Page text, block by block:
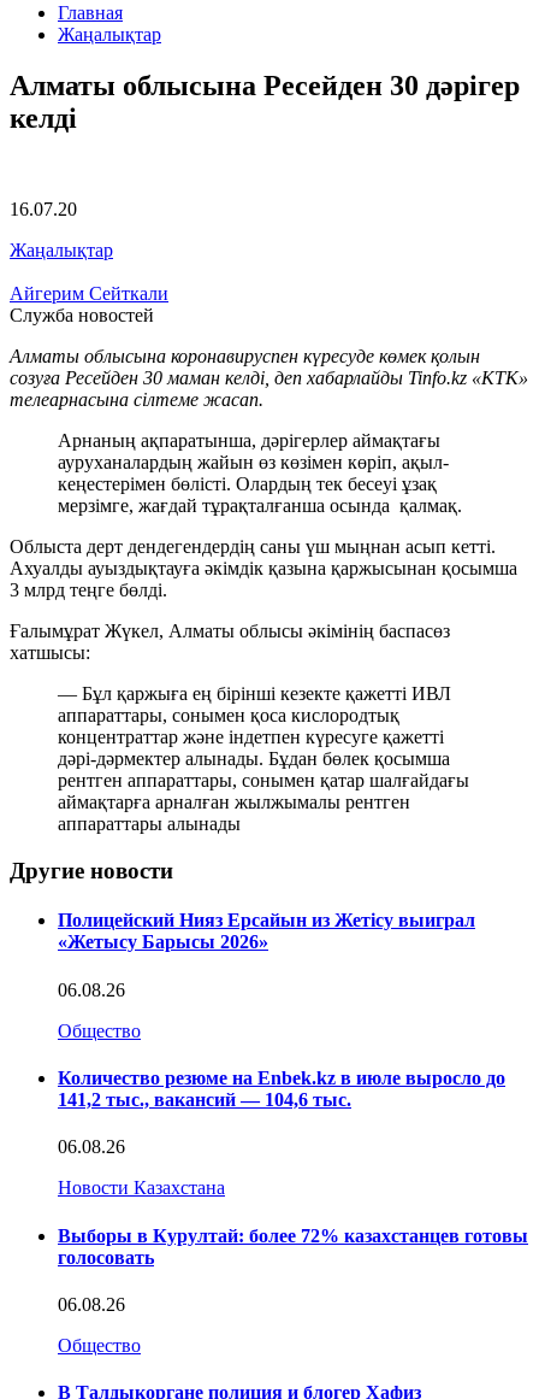
Главная
Жаңалықтар
Алматы облысына Ресейден 30 дәрігер
келді
16.07.20
Жаңалықтар
Айгерим Сейткали
Служба новостей
Алматы облысына коронавируспен күресуде көмек қолын
созуға Ресейден 30 маман келді, деп хабарлайды Tinfo.kz «КТК»
телеарнасына сілтеме жасап.
Арнаның ақпаратынша, дәрігерлер аймақтағы
ауруханалардың жайын өз көзімен көріп, ақыл-
кеңестерімен бөлісті. Олардың тек бесеуі ұзақ
мерзімге, жағдай тұрақталғанша осында қалмақ.
Облыста дерт дендегендердің саны үш мыңнан асып кетті.
Ахуалды ауыздықтауға әкімдік қазына қаржысынан қосымша
3 млрд теңге бөлді.
Ғалымұрат Жүкел, Алматы облысы әкімінің баспасөз
хатшысы:
— Бұл қаржыға ең бірінші кезекте қажетті ИВЛ
аппараттары, сонымен қоса кислородтық
концентраттар және індетпен күресуге қажетті
дәрі-дәрмектер алынады. Бұдан бөлек қосымша
рентген аппараттары, сонымен қатар шалғайдағы
аймақтарға арналған жылжымалы рентген
аппараттары алынады
Другие новости
Полицейский Нияз Ерсайын из Жетісу выиграл
«Жетысу Барысы 2026»
06.08.26
Общество
Количество резюме на Enbek.kz в июле выросло до
141,2 тыс., вакансий — 104,6 тыс.
06.08.26
Новости Казахстана
Выборы в Курултай: более 72% казахстанцев готовы
голосовать
06.08.26
Общество
В Талдыкоргане полиция и блогер Хафиз